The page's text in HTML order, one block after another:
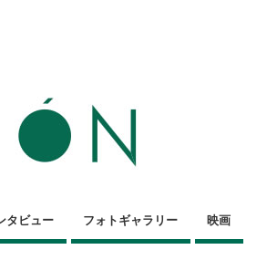
タビュー フォトギャラリー 映画